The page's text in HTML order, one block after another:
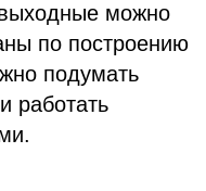
выходные можно
по построению
подумать
работать